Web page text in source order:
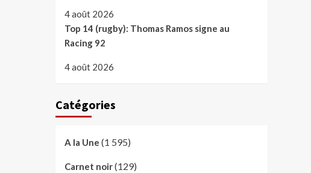
4 août 2026
Top 14 (rugby): Thomas Ramos signe au
Racing 92
4 août 2026
Catégories
A la Une (1 595)
Carnet noir(129)